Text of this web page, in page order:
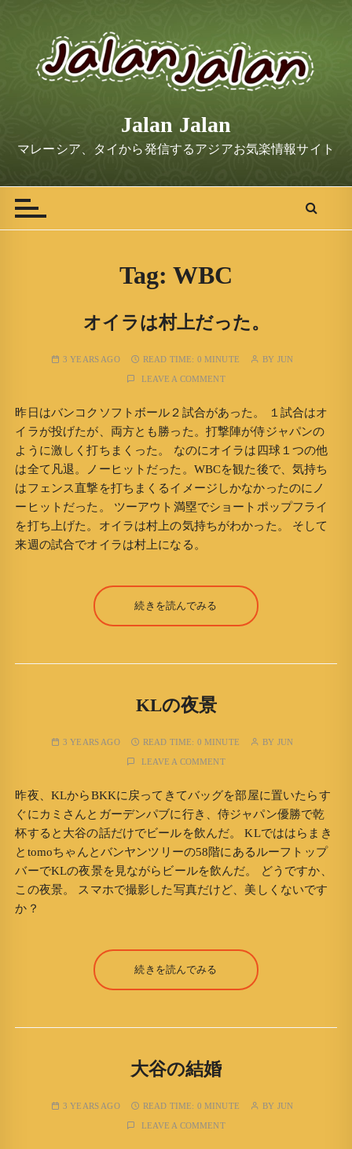
t
Jalan Jalan
マレーシア、タイから発信するアジアお気楽情報サイト
Tag: WBC
オイラは村上だった。
3 YEARS AGO READ TIME: 0 MINUTE BY JUN
LEAVE A COMMENT
昨日はバンコクソフトボール２試合があった。 １試合はオ
イラが投げたが、両方とも勝った。打撃陣が侍ジャパンの
ように激しく打ちまくった。 なのにオイラは四球１つの他
は全て凡退。ノーヒットだった。WBCを観た後で、気持ち
はフェンス直撃を打ちまくるイメージしかなかったのにノ
ーヒットだった。 ツーアウト満塁でショートポップフライ
を打ち上げた。オイラは村上の気持ちがわかった。 そして
来週の試合でオイラは村上になる。
続きを読んでみる
KLの夜景
3 YEARS AGO READ TIME: 0 MINUTE BY JUN
LEAVE A COMMENT
昨夜、KLからBKKに戻ってきてバッグを部屋に置いたらす
ぐにカミさんとガーデンパブに行き、侍ジャパン優勝で乾
杯すると大谷の話だけでビールを飲んだ。 KLでははらまき
とtomoちゃんとバンヤンツリーの58階にあるルーフトップ
バーでKLの夜景を見ながらビールを飲んだ。 どうですか、
この夜景。 スマホで撮影した写真だけど、美しくないです
か？
続きを読んでみる
大谷の結婚
3 YEARS AGO READ TIME: 0 MINUTE BY JUN
LEAVE A COMMENT